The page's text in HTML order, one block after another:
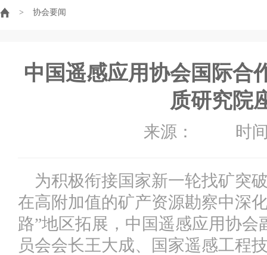
> 协会要闻
中国遥感应用协会国际合
质研究院
来源： 时间
为积极衔接国家新一轮找矿突
在高附加值的矿产资源勘察中深
路”地区拓展，中国遥感应用协
员会会长王大成、国家遥感工程